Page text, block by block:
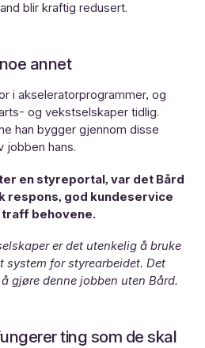
blir kraftig redusert.
annet
i akseleratorprogrammer, og
og vekstselskaper tidlig.
han bygger gjennom disse
jobben hans.
en styreportal, var det Bård
respons, god kundeservice
behovene.
er det utenkelig å bruke
system for styrearbeidet. Det
gjøre denne jobben uten Bård.
ting som de skal